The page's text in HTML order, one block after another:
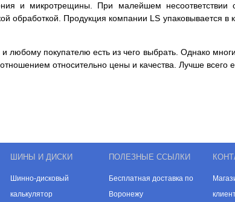
и микротрещины. При малейшем несоответствии
обработкой. Продукция компании LS упаковывается
любому покупателю есть из чего выбрать. Однако
относительно цены и качества. Лучше всего
ШИНЫ И ДИСКИ
Шинно-дисковый
калькулятор
ПОЛЕЗНЫЕ ССЫЛКИ
Бесплатная доставка по
Воронежу